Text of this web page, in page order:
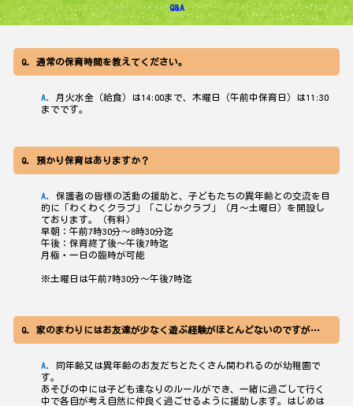
Q&A
通常の保育時間を教えてください。
月火水金（給食）は14:00まで、木曜日（午前中保育日）は11:30
までです。
預かり保育はありますか？
保護者の皆様の活動の援助と、子どもたちの異年齢との交流を目
的に「わくわくクラブ」「こじかクラブ」（月～土曜日）を開設し
ております。（有料）
早朝：午前7時30分～8時30分迄
午後：保育終了後～午後7時迄
月極・一日の臨時が可能
※土曜日は午前7時30分～午後7時迄
家のまわりにはお友達が少なく遊ぶ経験がほとんどないのですが…
同年齢又は異年齢のお友だちとたくさん関われるのが幼稚園で
す。
あそびの中には子ども達なりのルールができ、一緒に過ごして行く
中で各自が考え自然に仲良く過ごせるように援助します。はじめは